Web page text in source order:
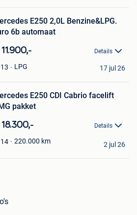
E250 2,0L Benzine&LPG.
6b automaat
Details
LPG 17 jul 26
E250 CDI Cabrio facelift
pakket
Details
220.000 km 2 jul 26